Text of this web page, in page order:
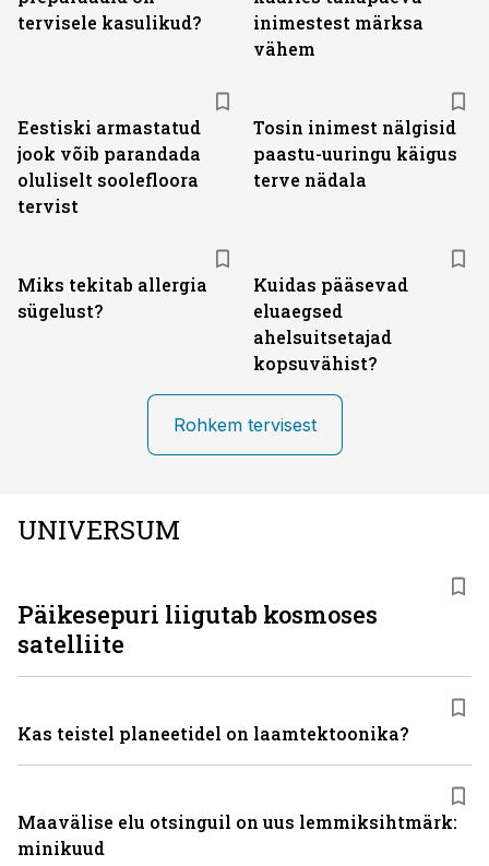
tervisele kasulikud?
inimestest märksa
vähem
Eestiski armastatud
jook võib parandada
oluliselt soolefloora
tervist
Tosin inimest nälgisid
paastu-uuringu käigus
terve nädala
Miks tekitab allergia
sügelust?
Kuidas pääsevad
eluaegsed
ahelsuitsetajad
kopsuvähist?
Rohkem tervisest
UNIVERSUM
Päikesepuri liigutab kosmoses
satelliite
Kas teistel planeetidel on laamtektoonika?
Maavälise elu otsinguil on uus lemmiksihtmärk:
minikuud